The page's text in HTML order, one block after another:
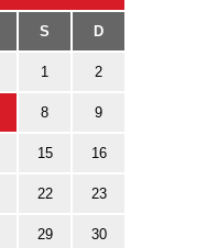
S D
1 2
8 9
15 16
22 23
29 30